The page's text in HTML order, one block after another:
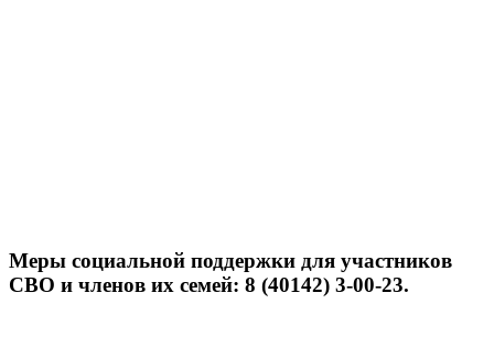
Меры социальной поддержки для участников
СВО и членов их семей: 8 (40142) 3-00-23.